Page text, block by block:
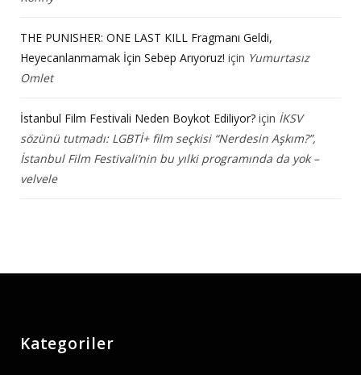
THE PUNISHER: ONE LAST KILL Fragmanı Geldi,
Heyecanlanmamak İçin Sebep Arıyoruz! için Yumurtasız
Omlet
İstanbul Film Festivali Neden Boykot Ediliyor? için İKSV
sözünü tutmadı: LGBTİ+ film seçkisi “Nerdesin Aşkım?”,
İstanbul Film Festivali’nin bu yılki programında da yok –
velvele
Kategoriler